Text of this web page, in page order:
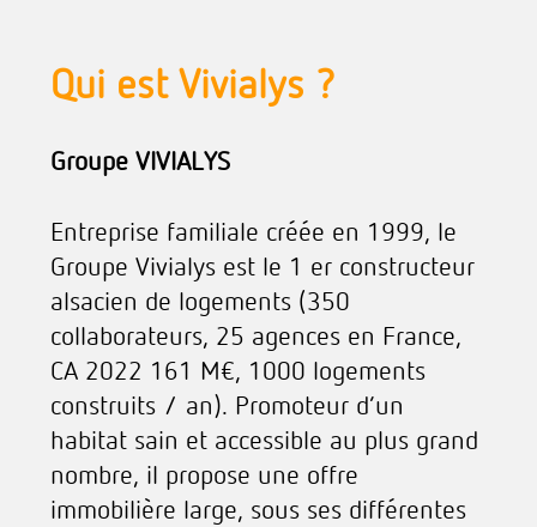
Qui est Vivialys ?
Groupe VIVIALYS
Entreprise familiale créée en 1999, le
Groupe Vivialys est le 1 er constructeur
alsacien de logements (350
collaborateurs, 25 agences en France,
CA 2022 161 M€, 1000 logements
construits / an). Promoteur d’un
habitat sain et accessible au plus grand
nombre, il propose une offre
immobilière large, sous ses différentes